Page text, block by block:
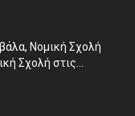
Νομική Σχολή
Σχολή στις...